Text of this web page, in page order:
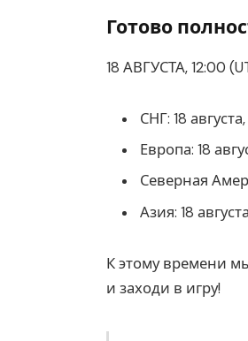
Готово
18 АВГУСТА, 12:00
СНГ: 18
Европа: 18
Северная
Азия: 18
К этому времени
и заходи в игру!